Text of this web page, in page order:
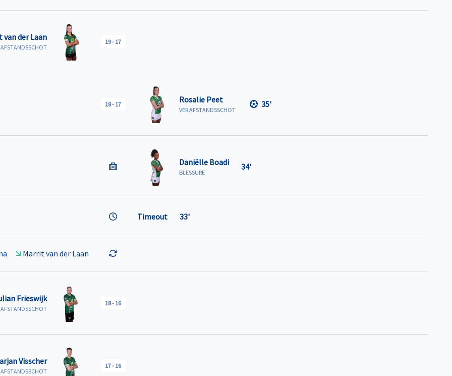
van der Laan
AFSTANDSSCHOT
19- 17
18- 17 Rosalie Peet
VER AFSTANDSSCHOT
35'
Daniëlle Boadi
BLESSURE
34'
Timeout 33'
Marrit van der Laan
Frieswijk
AFSTANDSSCHOT
18- 16
Visscher
AFSTANDSSCHOT
17- 16